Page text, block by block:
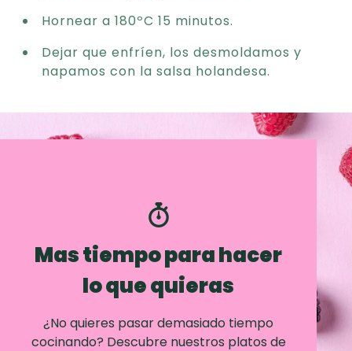
Hornear a 180ºC 15 minutos.
Dejar que enfríen, los desmoldamos y
napamos con la salsa holandesa.
Mas tiempo para hacer
lo que quieras
¿No quieres pasar demasiado tiempo
cocinando? Descubre nuestros platos de